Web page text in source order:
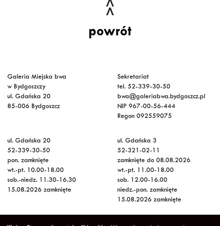
powrót
Galeria Miejska bwa
w Bydgoszczy
ul. Gdańska 20
85-006 Bydgoszcz
Sekretariat
tel. 52-339-30-50
bwa@galeriabwa.bydgoszcz.pl
NIP 967-00-56-444
Regon 092559075
ul. Gdańska 20
52-339-30-50
pon. zamknięte
wt.-pt. 10.00-18.00
sob.-niedz. 11.30-16.30
15.08.2026 zamknięte
ul. Gdańska 3
52-321-02-11
zamknięte do 08.08.2026
wt.-pt. 11.00-18.00
sob. 12.00-16.00
niedz.-pon. zamknięte
15.08.2026 zamknięte